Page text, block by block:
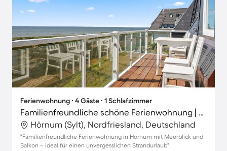
Ferienwohnung ∙ 4 Gäste ∙ 1 Schlafzimmer
Familienfreundliche schöne Ferienwohnung | Strandblick | Strand in der Nähe | Hunde erlaubt
Hörnum (Sylt), Nordfriesland, Deutschland
"Familienfreundliche Ferienwohnung in Hörnum mit Meerblick und
Balkon – ideal für einen unvergesslichen Strandurlaub"